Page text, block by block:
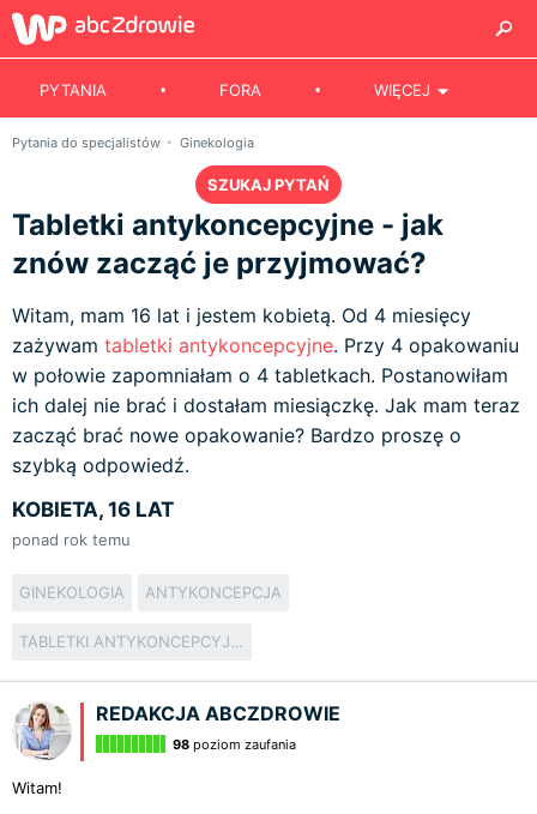
PYTANIA FORA WIĘCEJ
Pytania do specjalistów Ginekologia
SZUKAJ PYTAŃ
Tabletki antykoncepcyjne - jak
znów zacząć je przyjmować?
Witam, mam 16 lat i jestem kobietą. Od 4 miesięcy
zażywam tabletki antykoncepcyjne. Przy 4 opakowaniu
w połowie zapomniałam o 4 tabletkach. Postanowiłam
ich dalej nie brać i dostałam miesiączkę. Jak mam teraz
zacząć brać nowe opakowanie? Bardzo proszę o
szybką odpowiedź.
KOBIETA, 16 LAT
ponad rok temu
GINEKOLOGIA ANTYKONCEPCJA
TABLETKI ANTYKONCEPCYJNE
REDAKCJA ABCZDROWIE
98 poziom zaufania
Witam!